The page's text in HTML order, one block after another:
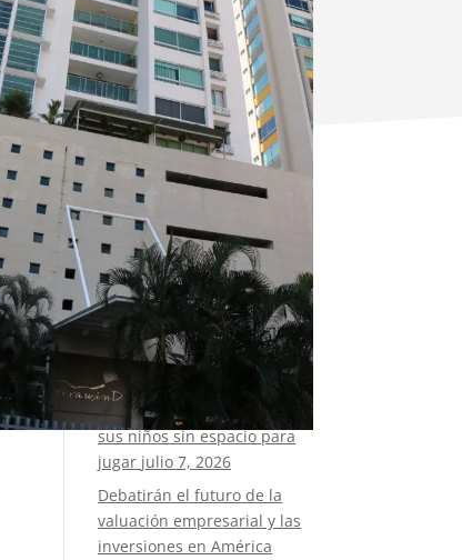
Buscar:
Publicaciones
recientes
Panamá crece
verticalmente, pero deja a
sus niños sin espacio para
jugar julio 7, 2026
Debatirán el futuro de la
valuación empresarial y las
inversiones en América